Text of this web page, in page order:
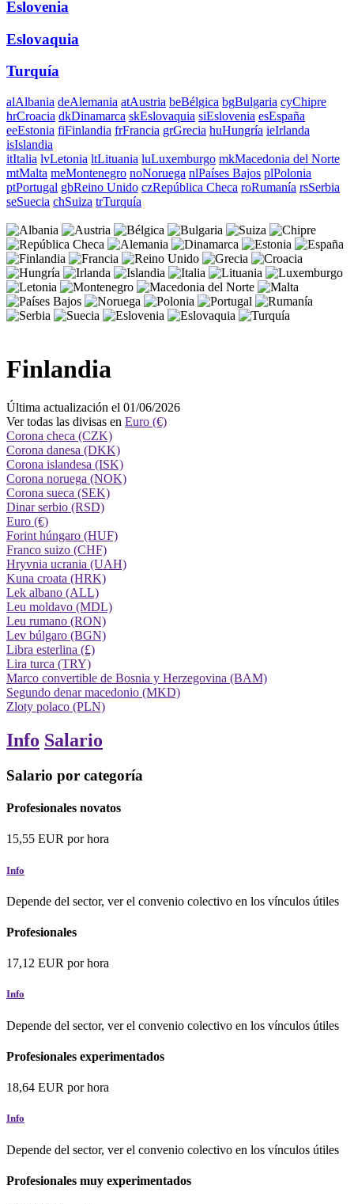
Eslovenia
Eslovaquia
Turquía
alAlbania deAlemania atAustria beBélgica bgBulgaria cyChipre
hrCroacia dkDinamarca skEslovaquia siEslovenia esEspaña
eeEstonia fiFinlandia frFrancia grGrecia huHungría ieIrlanda
isIslandia
itItalia lvLetonia ltLituania luLuxemburgo mkMacedonia del Norte
mtMalta meMontenegro noNoruega nlPaíses Bajos plPolonia
ptPortugal gbReino Unido czRepública Checa roRumanía rsSerbia
seSuecia chSuiza trTurquía
Finlandia
Última actualización el 01/06/2026
Ver todas las divisas en Euro (€)
Corona checa (CZK)
Corona danesa (DKK)
Corona islandesa (ISK)
Corona noruega (NOK)
Corona sueca (SEK)
Dinar serbio (RSD)
Euro (€)
Forint húngaro (HUF)
Franco suizo (CHF)
Hryvnia ucrania (UAH)
Kuna croata (HRK)
Lek albano (ALL)
Leu moldavo (MDL)
Leu rumano (RON)
Lev búlgaro (BGN)
Libra esterlina (£)
Lira turca (TRY)
Marco convertible de Bosnia y Herzegovina (BAM)
Segundo denar macedonio (MKD)
Zloty polaco (PLN)
Info Salario
Salario por categoría
Profesionales novatos
15,55 EUR por hora
Info
Depende del sector, ver el convenio colectivo en los vínculos útiles
Profesionales
17,12 EUR por hora
Info
Depende del sector, ver el convenio colectivo en los vínculos útiles
Profesionales experimentados
18,64 EUR por hora
Info
Depende del sector, ver el convenio colectivo en los vínculos útiles
Profesionales muy experimentados